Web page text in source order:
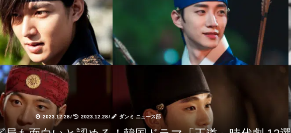
2023.12.28/ 2023.12.28/ ダンミ ニュース部